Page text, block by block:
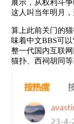
展示，从权利斗
这人叫当年明月
算上此前关门的
味着中文BBS可
整一代国内互联
猫扑、西祠胡同